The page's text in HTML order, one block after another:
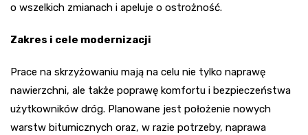
o wszelkich zmianach i apeluje o ostrożność.
Zakres i cele modernizacji
Prace na skrzyżowaniu mają na celu nie tylko naprawę
nawierzchni, ale także poprawę komfortu i bezpieczeństwa
użytkowników dróg. Planowane jest położenie nowych
warstw bitumicznych oraz, w razie potrzeby, naprawa